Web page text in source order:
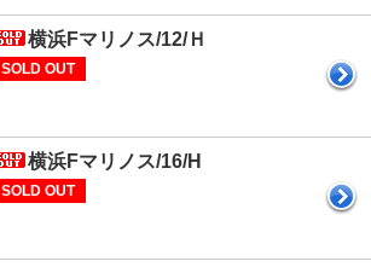
横浜Fマリノス/12/Ｈ
SOLD OUT
横浜Fマリノス/16/H
SOLD OUT